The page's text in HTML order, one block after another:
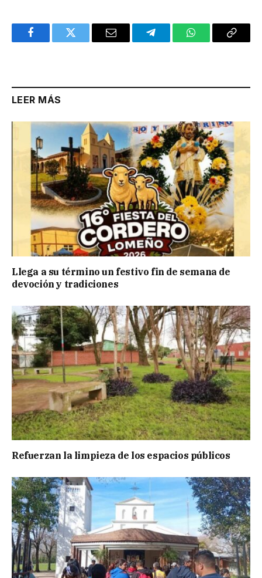
FacebookTwitter Email TelegramWhatsAppCopy
LEER MÁS
Llega a su término un festivo fin de semana de
devoción y tradiciones
Refuerzan la limpieza de los espacios públicos